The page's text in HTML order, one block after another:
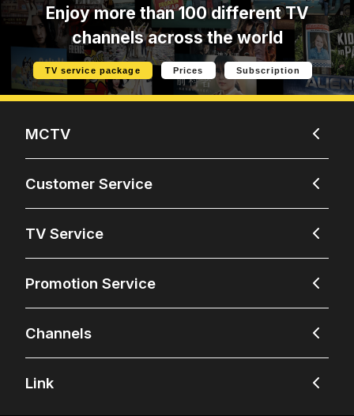
Enjoy more than 100 different TV
channels across the world
TV service package Prices Subscription
MCTV
Customer Service
TV Service
Promotion Service
Channels
Link